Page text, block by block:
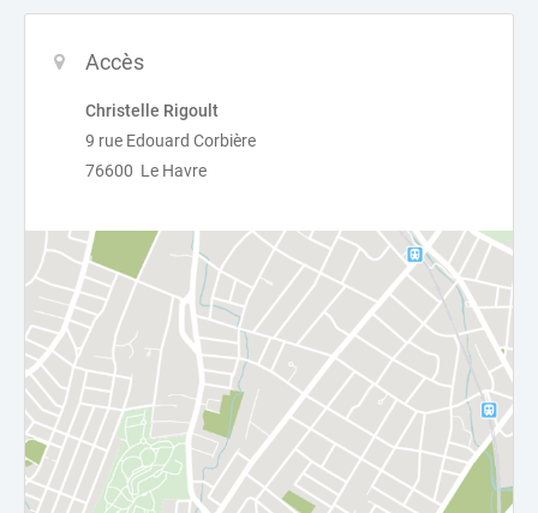
Accès
Christelle Rigoult
9 rue Edouard Corbière
76600 Le Havre